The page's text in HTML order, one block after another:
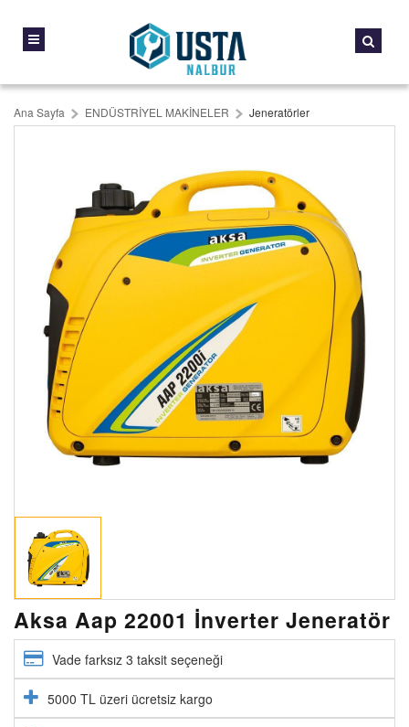
Ana Sayfa ENDÜSTRİYEL MAKİNELER Jeneratörler
Aksa Aap 22001 İnverter Jeneratör
Vade farksız 3 taksit seçeneği
5000 TL üzeri ücretsiz kargo